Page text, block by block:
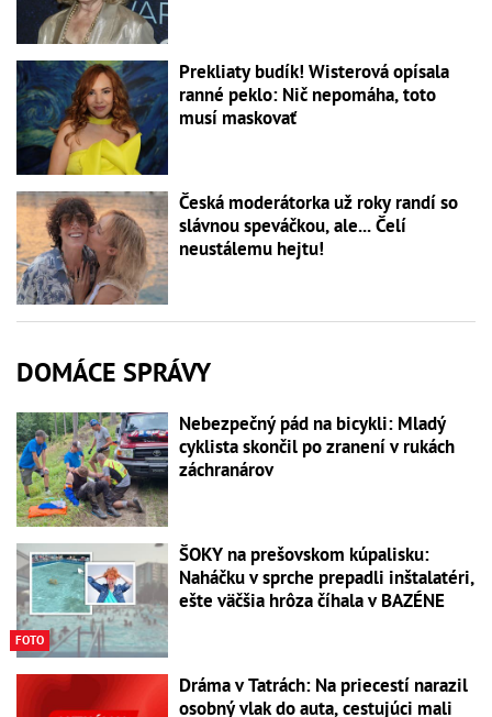
Prekliaty budík! Wisterová opísala
ranné peklo: Nič nepomáha, toto
musí maskovať
Česká moderátorka už roky randí so
slávnou speváčkou, ale... Čelí
neustálemu hejtu!
DOMÁCE SPRÁVY
Nebezpečný pád na bicykli: Mladý
cyklista skončil po zranení v rukách
záchranárov
FOTO
ŠOKY na prešovskom kúpalisku:
Naháčku v sprche prepadli inštalatéri,
ešte väčšia hrôza číhala v BAZÉNE
Dráma v Tatrách: Na priecestí narazil
osobný vlak do auta, cestujúci mali